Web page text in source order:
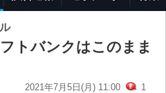
トバンクはこのまま
2021年7月5日(月) 11:00 1